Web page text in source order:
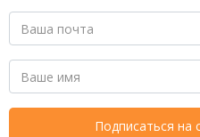
Подписаться на